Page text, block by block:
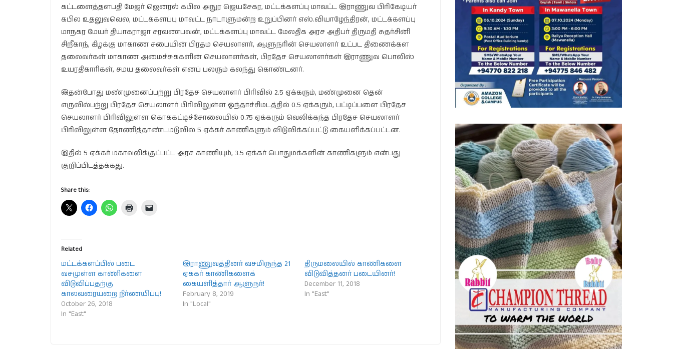
கட்டளைத்தளபதி மேஜர் ஜெனரல் கபில அநுர ஜெயசேகர, மட்டக்களப்பு மாவட்ட இராணுவ பிரிகேடியர்
கபில உதலுவவெல, மட்டக்களப்பு மாவட்ட நாடாளுமன்ற உறுப்பினர் எஸ்.வியாழேந்திரன், மட்டக்களப்பு
மாநகர மேயர் தியாகராஜா சரவணபவன், மட்டக்களப்பு மாவட்ட மேலதிக அரச அதிபர் திருமதி சுதர்சினி
சிறீகாந், கிழக்கு மாகாண சபையின் பிரதம செயலாளர், ஆளுநரின் செயலாளர் உட்பட திணைக்கள
தலைவர்கள் மாகாண அமைச்சுக்களின் செயலாளர்கள், பிரதேச செயலாளர்கள் இராணுவ பொலிஸ்
உயரதிகாரிகள், சமய தலைவர்கள் எனப் பலரும் கலந்து கொண்டனர்.
இதன்போது மண்முனைப்பற்று பிரதேச செயலாளர் பிரிவில் 2.5 ஏக்கரும், மண்முனை தென்
எருவில்பற்று பிரதேச செயலாளர் பிரிவிலுள்ள ஓந்தாச்சிமடத்தில் 0.5 ஏக்கரும், பட்டிப்பளை பிரதேச
செயலாளர் பிரிவிலுள்ள கொக்கட்டிச்சோலையில் 0.75 ஏக்கரும் வெலிக்கந்த பிரதேச செயலாளர்
பிரிவிலுள்ள தோணித்தாண்டமடுவில் 5 ஏக்கர் காணிகளும் விடுவிக்கப்பட்டு கையளிக்கப்பட்டன.
இதில் 5 ஏக்கர் மகாவலிக்குட்பட்ட அரச காணியும், 3.5 ஏக்கர் பொதுமக்களின் காணிகளும் என்பது
குறிப்பிடத்தக்கது.
Share this:
Related
மட்டக்களப்பில் படை
வசமுள்ள காணிகளை
விடுவிப்பதற்கு
காலவரையறை நிர்ணயிப்பு!
October 26, 2018
In "East"
இராணுவத்தினர் வசமிருந்த 21
ஏக்கர் காணிகளைக்
கையளித்தார் ஆளுநர்!
February 8, 2019
In "Local"
திருமலையில் காணிகளை
விடுவித்தனர் படையினர்!
December 11, 2018
In "East"